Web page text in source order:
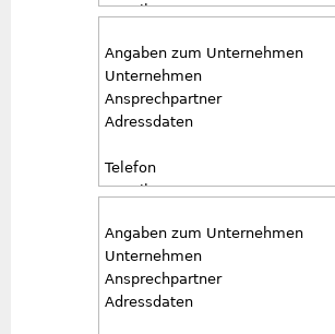
E-Mail
Stellentyp
Antrittstermin
Besondere Anforderungen
Angaben zum Unternehmen
Unternehmen
Ansprechpartner
Adressdaten
Telefon
E-Mail
Stellentyp
Antrittstermin
Besondere Anforderungen
Angaben zum Unternehmen
Unternehmen
Ansprechpartner
Adressdaten